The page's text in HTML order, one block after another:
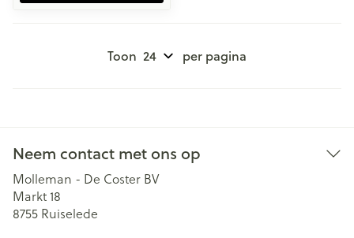
Toon per pagina
Neem contact met ons op
Molleman - De Coster BV
Markt 18
8755 Ruiselede